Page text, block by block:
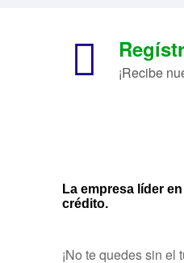
¡Recibe
La empresa líder
crédito.
¡No te quedes sin el